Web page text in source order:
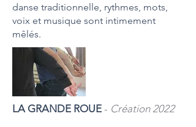
danse traditionnelle, rythmes, mots,
voix et musique sont intimement
mêlés.
LA GRANDE ROUE - Création 2022